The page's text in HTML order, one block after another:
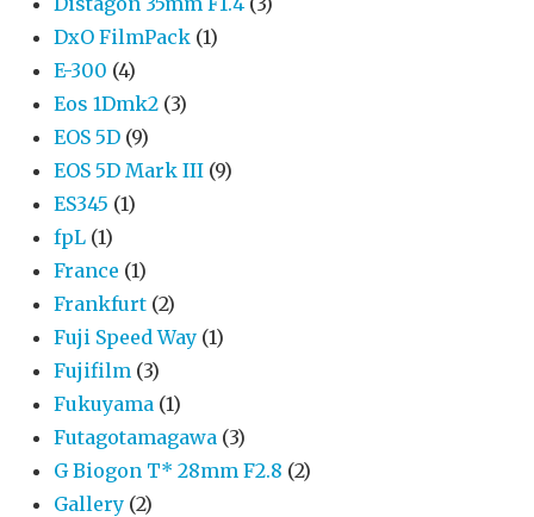
DxO FilmPack (1)
E-300 (4)
Eos 1Dmk2 (3)
EOS 5D (9)
EOS 5D Mark III (9)
ES345 (1)
fpL (1)
France (1)
Frankfurt (2)
Fuji Speed Way (1)
Fujifilm (3)
Fukuyama (1)
Futagotamagawa (3)
G Biogon T* 28mm F2.8 (2)
Gallery (2)